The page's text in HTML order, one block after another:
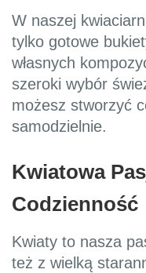
W naszej
tylko gotowe
własnych
szeroki wybór
możesz stworzyć
samodzielnie.
Kwiatowa
Codzienność
Kwiaty to nasza
też z wielką